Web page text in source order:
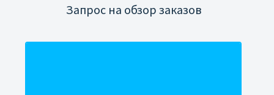
Запрос на обзор заказов